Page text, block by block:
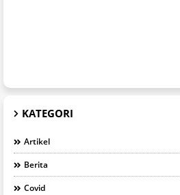
KATEGORI
Artikel
Berita
Covid